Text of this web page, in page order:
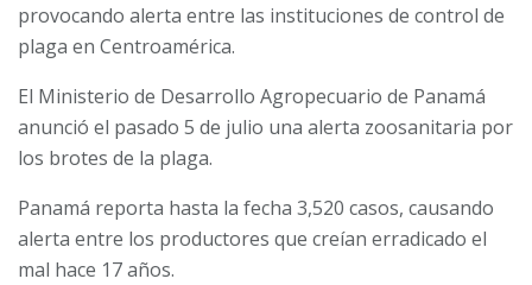
provocando alerta entre las instituciones de control de
plaga en Centroamérica.
El Ministerio de Desarrollo Agropecuario de Panamá
anunció el pasado 5 de julio una alerta zoosanitaria por
los brotes de la plaga.
Panamá reporta hasta la fecha 3,520 casos, causando
alerta entre los productores que creían erradicado el
mal hace 17 años.